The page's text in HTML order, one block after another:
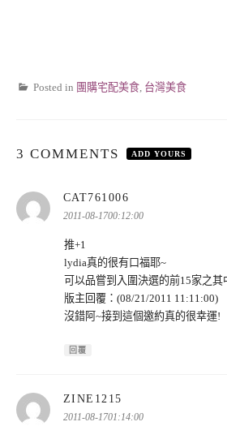
Posted in 團購宅配美食 台灣美食
3 COMMENTS ADD YOURS
CAT761006
示:
2011-08-1700:12:00
推+1
lydia真的很有口福耶~
可以品嘗到入圍決選的前15家之其
版主回覆：(08/21/2011 11:11:00)
沒錯阿~接到這個邀約真的很幸運!
回覆
ZINE1215
示:
2011-08-1701:14:00